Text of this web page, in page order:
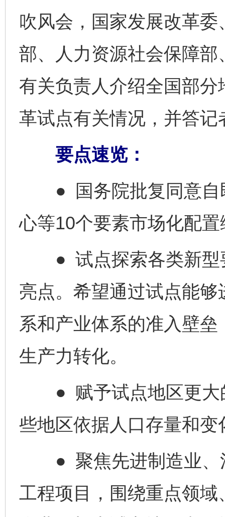
吹风会，国家发展改革
部、人力资源社会保障
有关负责人介绍全国部
革试点有关情况，并答
要点速览：
● 国务院批复同意自
心等10个要素市场化配
● 试点探索各类新型
亮点。希望通过试点能
系和产业体系的准入壁
生产力转化。
● 赋予试点地区更大
些地区依据人口存量和
● 聚焦先进制造业、
工程项目，围绕重点领